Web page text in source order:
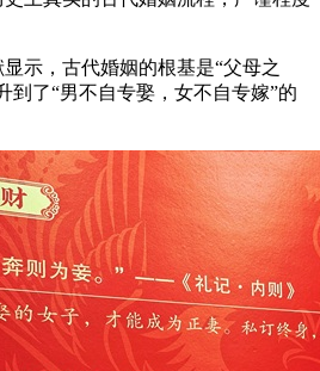
示，古代婚姻的根基是“父母之
到了“男不自专娶，女不自专嫁”的